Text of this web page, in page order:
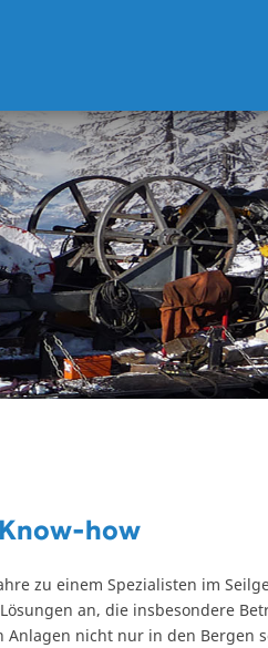
how
zu einem Spezialisten im
an, die insbesondere
Anlagen nicht nur in den Bergen